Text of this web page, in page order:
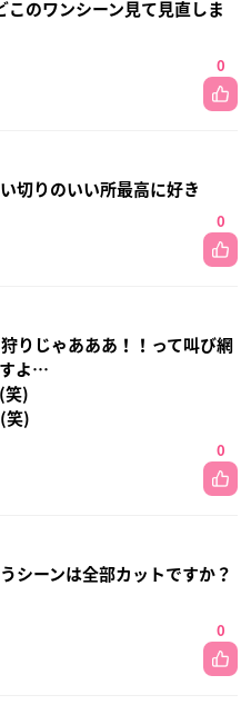
このワンシーン見て見直しま
0
切りのいい所最高に好き
0
りじゃあああ！！って叫び網
すよ…
笑)
笑)
0
シーンは全部カットですか？
0